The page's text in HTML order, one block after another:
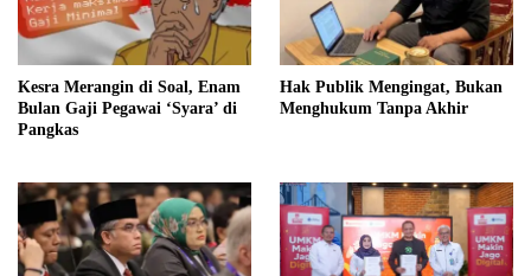
Kesra Merangin di Soal, Enam
Bulan Gaji Pegawai ‘Syara’ di
Pangkas
Hak Publik Mengingat, Bukan
Menghukum Tanpa Akhir